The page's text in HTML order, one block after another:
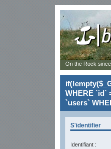
WHERE `id`
`users`
S'identifier
Identifiant :
On the Rock since